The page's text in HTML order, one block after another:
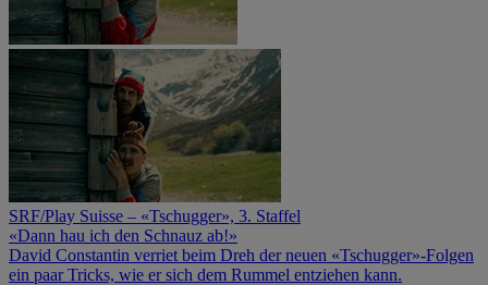
SRF/Play Suisse – «Tschugger», 3. Staffel
«Dann hau ich den Schnauz ab!»
David Constantin verriet beim Dreh der neuen «Tschugger»-Folgen
ein paar Tricks, wie er sich dem Rummel entziehen kann.